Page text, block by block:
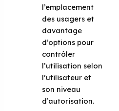
l’emplacement
des usagers et
davantage
d’options pour
contrôler
l’utilisation selon
l’utilisateur et
son niveau
d’autorisation.